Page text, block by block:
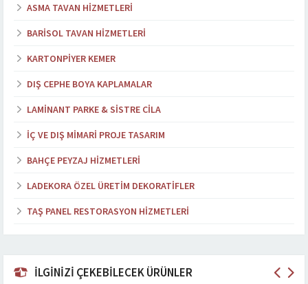
ASMA TAVAN HIZMETLERI
BARISOL TAVAN HIZMETLERI
KARTONPIYER KEMER
DIŞ CEPHE BOYA KAPLAMALAR
LAMINANT PARKE & SISTRE CILA
İÇ VE DIŞ MIMARI PROJE TASARIM
BAHÇE PEYZAJ HIZMETLERI
LADEKORA ÖZEL ÜRETIM DEKORATIFLER
TAŞ PANEL RESTORASYON HIZMETLERI
İLGİNİZİ ÇEKEBİLECEK ÜRÜNLER